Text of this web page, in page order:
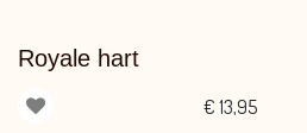
Royale hart
€ 13,95